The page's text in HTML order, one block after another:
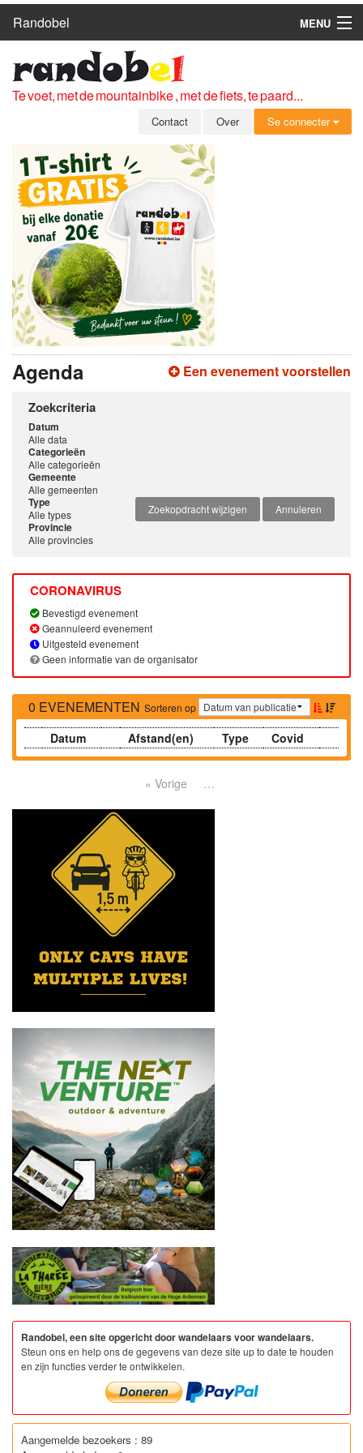
Randobel
MENU
ROUTES
CLUBS
OVER
LEDEN
ZICH AANMELDEN
GRATIS REGISTRATIE
WACHTWOORD VERGETEN
Te voet, met de mountainbike , met de fiets, te paard...
Contact Over Se connecter
Een evenement voorstellen
Agenda
Zoekcriteria
Datum
Alle data
Categorieën
Alle categorieën
Gemeente
Alle gemeenten
Zoekopdracht wijzigen
Annuleren
Type
Alle types
Provincie
Alle provincies
CORONAVIRUS
Bevestigd evenement
Geannuleerd evenement
Uitgesteld evenement
Geen informatie van de organisator
Sorteren op
0 EVENEMENTEN
Datum Afstand(en) Type Covid
« Vorige …
Randobel, een site opgericht door wandelaars voor wandelaars.
Steun ons en help ons de gegevens van deze site up to date te houden
en zijn functies verder te ontwikkelen.
Aangemelde bezoekers : 89